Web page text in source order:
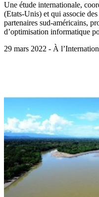
Une étude internationale,
(Etats-Unis) et qui associe
partenaires sud-américains,
d’optimisation informatique
29 mars 2022 - À